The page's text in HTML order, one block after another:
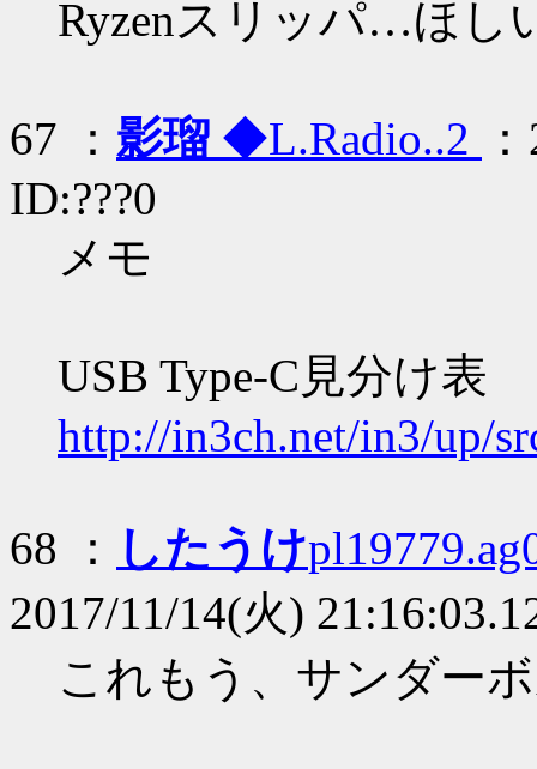
Ryzenスリッパ…ほ
67 ： 影瑠 ◆L.Radio..2
ID:???0
メモ
USB Type-C見分け表
http://in3ch.net/in3/up/
68 ： したうけ
2017/11/14(火)
これもう、サンダー